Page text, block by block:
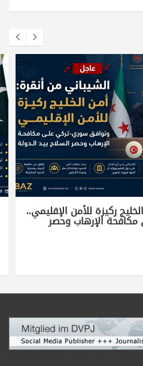
ركيزة للأمن الإقليمي..
الإرهاب وحصر